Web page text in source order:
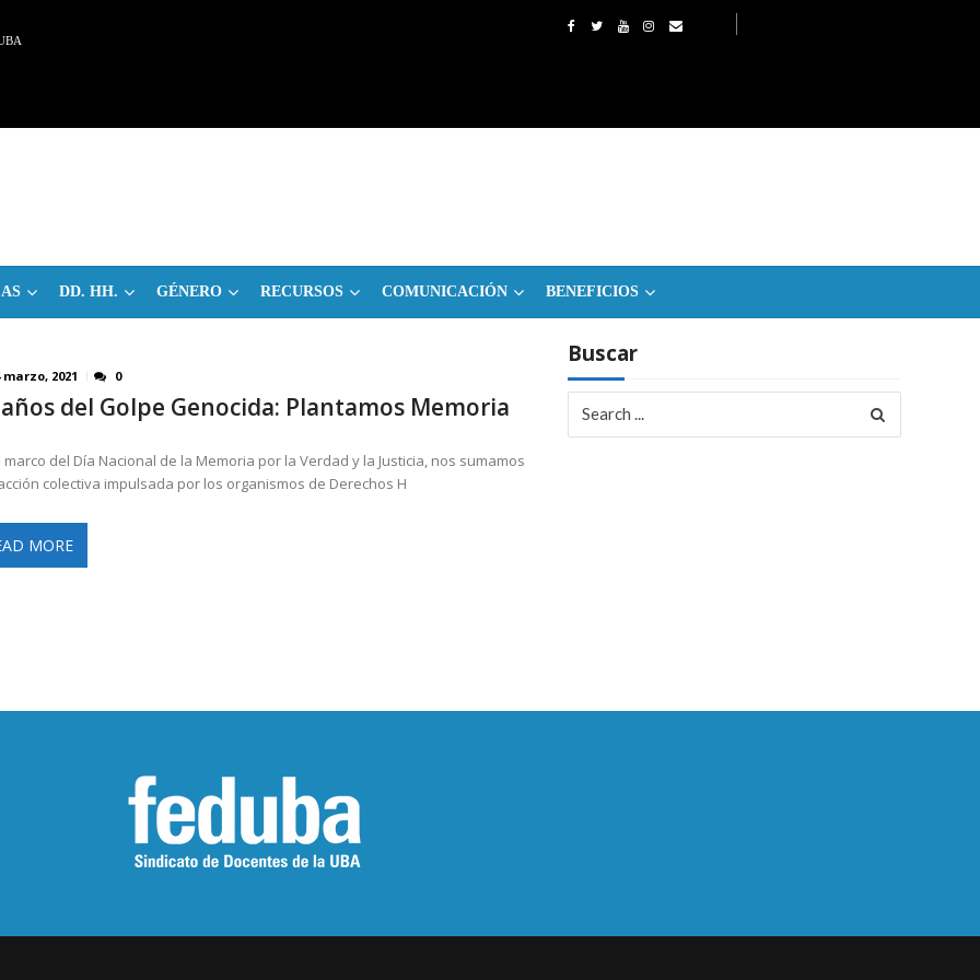
DD. HH. GÉNERO RECURSOS COMUNICACIÓN BENEFICIOS
marzo, 2021 0
del Golpe Genocida: Plantamos Memoria
marco del Día Nacional de la Memoria por la Verdad y la Justicia, nos sumamos
colectiva impulsada por los organismos de Derechos H
MORE
Buscar
for: